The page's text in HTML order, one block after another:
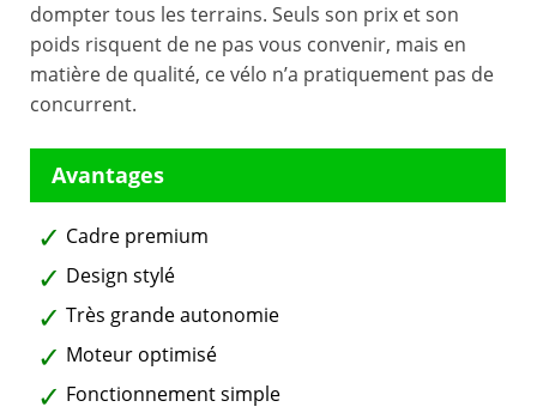
dompter tous les terrains. Seuls son prix et son
poids risquent de ne pas vous convenir, mais en
matière de qualité, ce vélo n’a pratiquement pas de
concurrent.
Cadre premium
Design stylé
Très grande autonomie
Moteur optimisé
Fonctionnement simple